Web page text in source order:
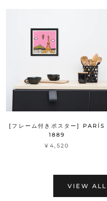
[フレーム付きポスター] PARÍS
1889
¥4,520
VIEW ALL